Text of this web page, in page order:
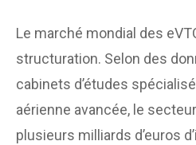
Le marché mondial des
structuration. Selon des
cabinets d’études
aérienne avancée, le
plusieurs milliards d’euros